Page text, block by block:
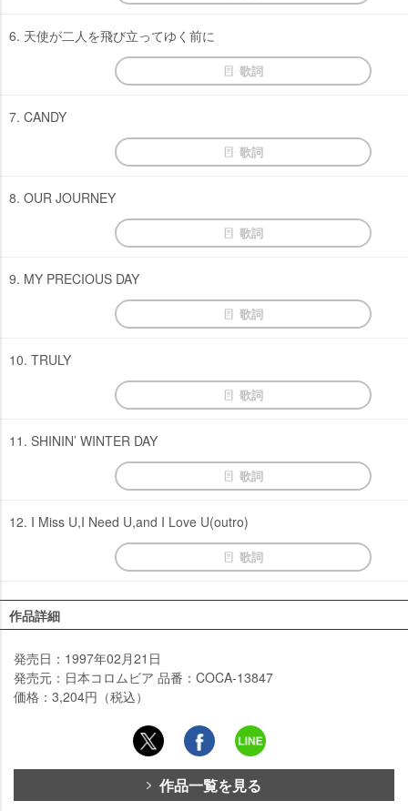
6. 天使が二人を飛び立ってゆく前に
歌詞
7. CANDY
歌詞
8. OUR JOURNEY
歌詞
9. MY PRECIOUS DAY
歌詞
10. TRULY
歌詞
11. SHININ’ WINTER DAY
歌詞
12. I Miss U,I Need U,and I Love U(outro)
歌詞
作品詳細
発売日：1997年02月21日
発売元：日本コロムビア 品番：COCA-13847
価格：3,204円（税込）
作品一覧を見る